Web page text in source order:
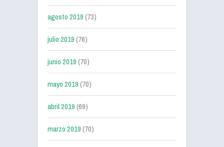
agosto 2019(73)
julio 2019(76)
junio 2019(70)
mayo 2019(70)
abril 2019(69)
marzo 2019(70)